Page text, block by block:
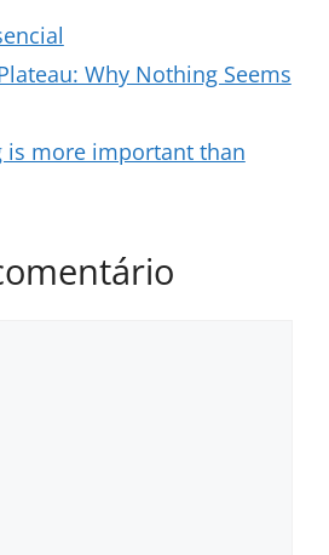
Why Nothing Seems
is more important than